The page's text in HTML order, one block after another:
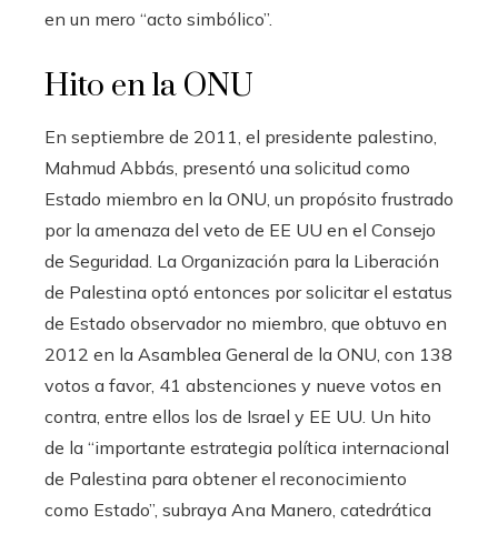
en un mero “acto simbólico”.
Hito en la ONU
En septiembre de 2011, el presidente palestino,
Mahmud Abbás, presentó una solicitud como
Estado miembro en la ONU, un propósito frustrado
por la amenaza del veto de EE UU en el Consejo
de Seguridad. La Organización para la Liberación
de Palestina optó entonces por solicitar el estatus
de Estado observador no miembro, que obtuvo en
2012 en la Asamblea General de la ONU, con 138
votos a favor, 41 abstenciones y nueve votos en
contra, entre ellos los de Israel y EE UU. Un hito
de la “importante estrategia política internacional
de Palestina para obtener el reconocimiento
como Estado”, subraya Ana Manero, catedrática